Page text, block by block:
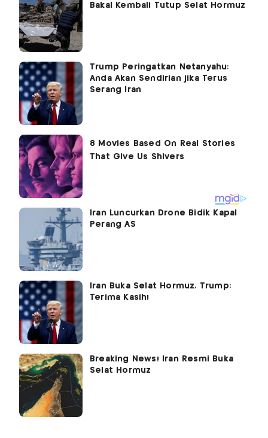
Bakal Kembali Tutup Selat Hormuz
Trump Peringatkan Netanyahu:
Anda Akan Sendirian jika Terus
Serang Iran
Iran Luncurkan Drone Bidik Kapal
Perang AS
Iran Buka Selat Hormuz, Trump:
Terima Kasih!
Breaking News! Iran Resmi Buka
Selat Hormuz